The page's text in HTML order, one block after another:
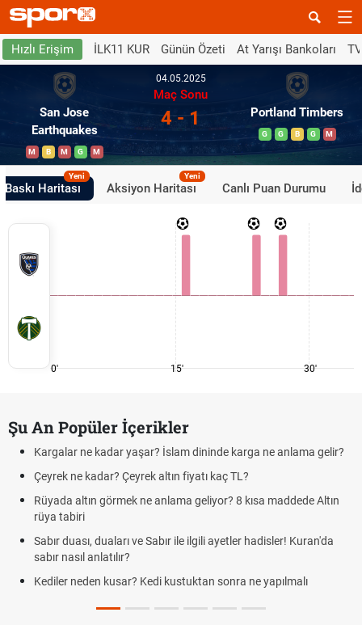
Hızlı Erişim İLK11 KUR Günün Özeti At Yarışı Bankoları
San Jose
Earthquakes
M B M G M
04.05.2025
Maç Sonu
4 - 1 Portland Timbers
G G B G M
Baskı Haritası
Yeni
Aksiyon Haritası
Yeni
Canlı Puan Durumu
0' 15' 30'
Şu An Popüler İçerikler
Kargalar ne kadar yaşar? İslam dininde karga ne anlama gelir?
Çeyrek ne kadar? Çeyrek altın fiyatı kaç TL?
Rüyada altın görmek ne anlama geliyor? 8 kısa maddede Altın
rüya tabiri
Sabır duası, duaları ve Sabır ile ilgili ayetler hadisler! Kuran'da
sabır nasıl anlatılır?
Kediler neden kusar? Kedi kustuktan sonra ne yapılmalı